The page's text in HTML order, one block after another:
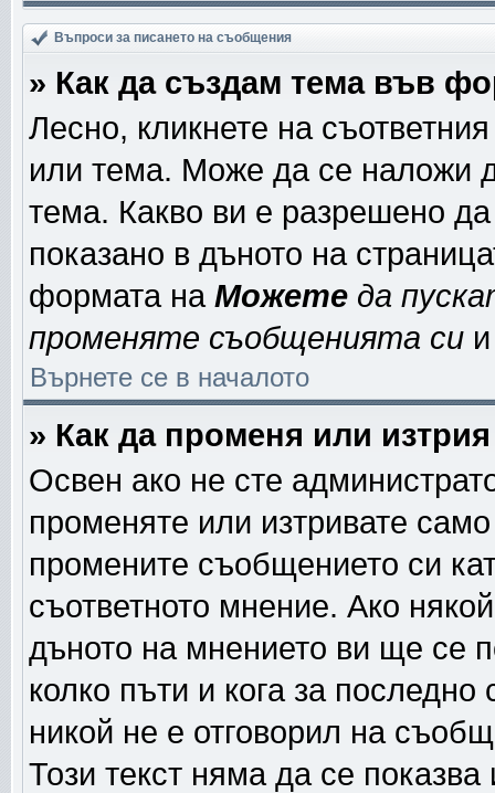
Въпроси за писането на съобщения
» Как да създам тема във
Лесно, кликнете на
или тема. Може да се наложи
тема. Какво ви е разрешено
показано в дъното на
формата на Можете да
променяте съобщенията си
Върнете се в началото
» Как да променя или
Освен ако не сте
променяте или изтривате
промените съобщението си
съответното мнение. Ако
дъното на мнението ви ще се
колко пъти и кога за
никой не е отговорил на
Този текст няма да се